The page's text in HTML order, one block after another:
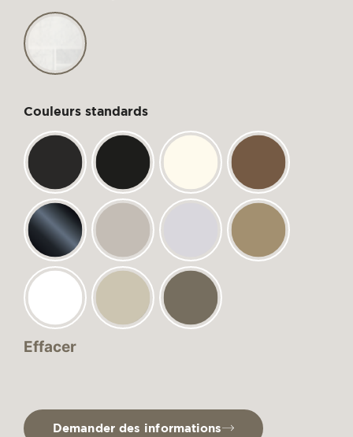
Couleurs standards
Effacer
Demander des informations